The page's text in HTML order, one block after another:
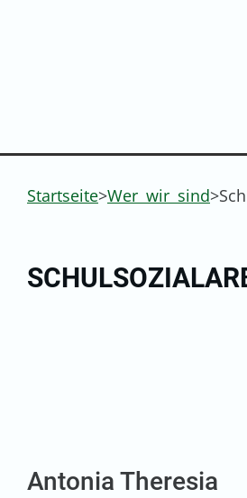
Startseite>Wer wir sind>
Antonia Theresia